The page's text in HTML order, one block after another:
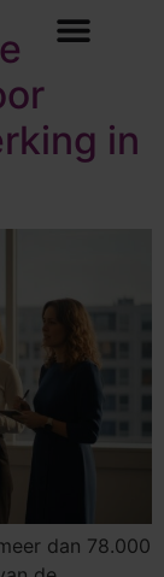
in
dan 78.000